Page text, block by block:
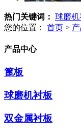
热门关键词： 球磨机
您的位置：
首页 >
产品中心
篦板
球磨机衬板
双金属衬板